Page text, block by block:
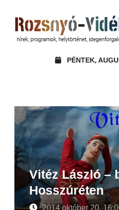
PÉNTEK,
Vitéz László –
Hosszúréten
2014 október 20.